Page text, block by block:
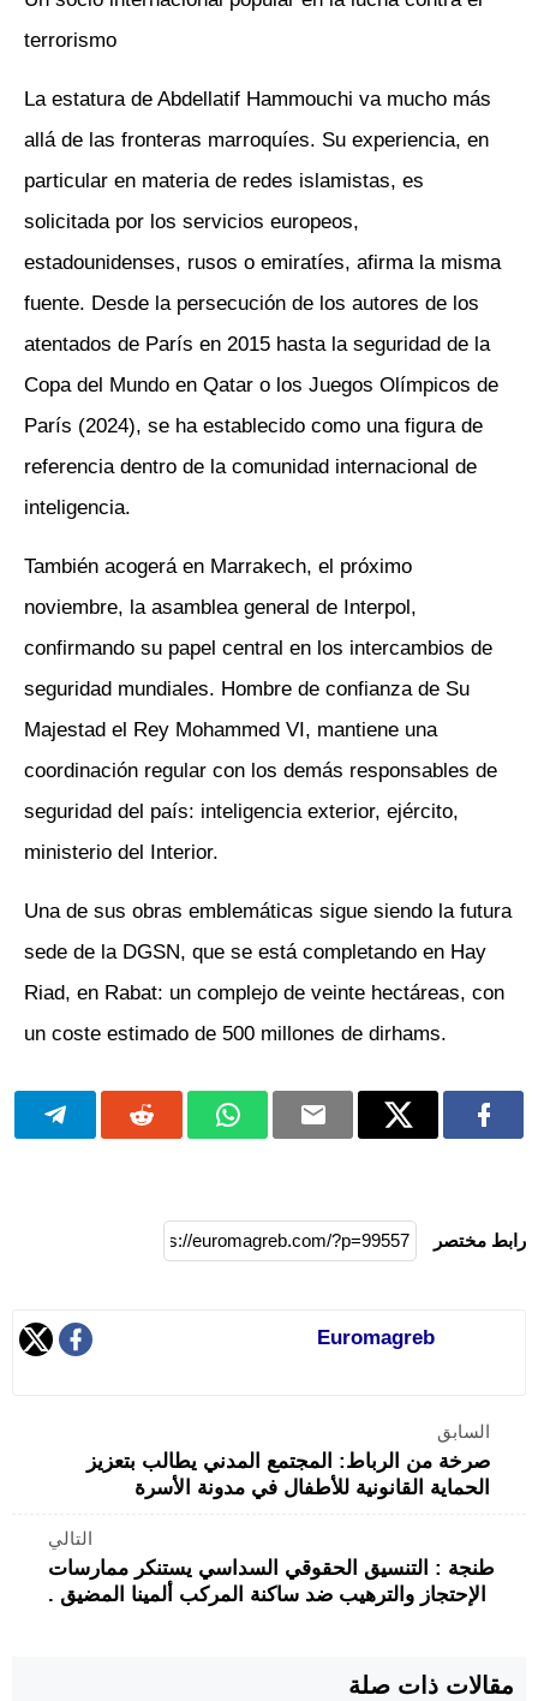
terrorismo
La estatura de Abdellatif Hammouchi va mucho más
allá de las fronteras marroquíes. Su experiencia, en
particular en materia de redes islamistas, es
solicitada por los servicios europeos,
estadounidenses, rusos o emiratíes, afirma la misma
fuente. Desde la persecución de los autores de los
atentados de París en 2015 hasta la seguridad de la
Copa del Mundo en Qatar o los Juegos Olímpicos de
París (2024), se ha establecido como una figura de
referencia dentro de la comunidad internacional de
inteligencia.
También acogerá en Marrakech, el próximo
noviembre, la asamblea general de Interpol,
confirmando su papel central en los intercambios de
seguridad mundiales. Hombre de confianza de Su
Majestad el Rey Mohammed VI, mantiene una
coordinación regular con los demás responsables de
seguridad del país: inteligencia exterior, ejército,
ministerio del Interior.
Una de sus obras emblemáticas sigue siendo la futura
sede de la DGSN, que se está completando en Hay
Riad, en Rabat: un complejo de veinte hectáreas, con
un coste estimado de 500 millones de dirhams.
رابط مختصر
Euromagreb
السابق
صرخة من الرباط: المجتمع المدني يطالب بتعزيز
الحماية القانونية للأطفال في مدونة الأسرة
التالي
طنجة : التنسيق الحقوقي السداسي يستنكر ممارسات
الإحتجاز والترهيب ضد ساكنة المركب ألمينا المضيق .
مقالات ذات صلة